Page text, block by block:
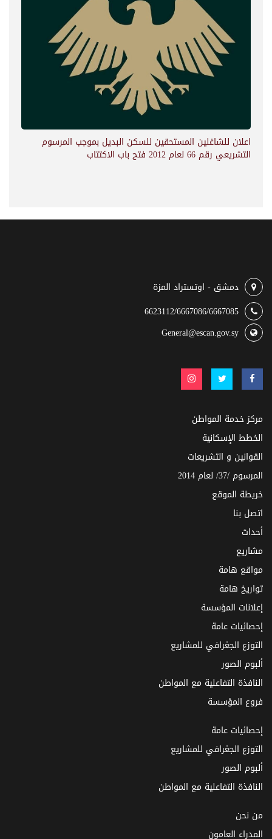
اعلان للشاغلين المستحقين للسكن البديل بموجب المرسوم
التشريعي رقم 66 لعام 2012 فتح باب الاكتتاب
دمشق - اوتستراد المزة
6623112/6667086/6667085
General@escan.gov.sy
مركز خدمة المواطن
الخطط الإسكانية
القوانين و التشريعات
المرسوم /37/ لعام 2014
خريطة الموقع
اتصل بنا
أحداث
مشاريع
مواقع هامة
تواريخ هامة
إعلانات المؤسسة
إحصائيات عامة
التوزع الجغرافي للمشاريع
ألبوم الصور
النافذة التفاعلية مع المواطن
فروع المؤسسة
إحصائيات عامة
التوزع الجغرافي للمشاريع
ألبوم الصور
النافذة التفاعلية مع المواطن
من نحن
المدراء العامون